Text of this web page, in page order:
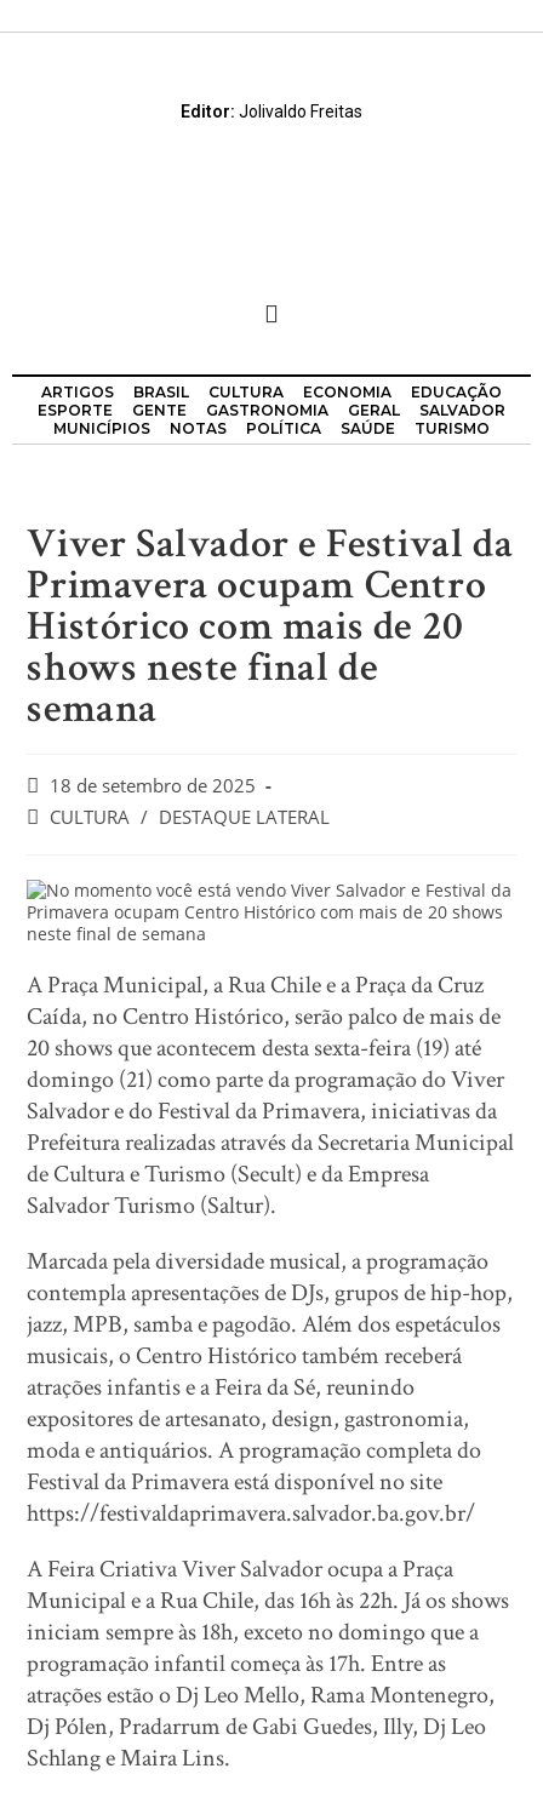
Editor: Jolivaldo Freitas
ARTIGOS BRASIL CULTURA ECONOMIA
EDUCAÇÃO
ESPORTE
GENTE GASTRONOMIA GERAL
SALVADOR
MUNICÍPIOS
NOTAS POLÍTICA SAÚDE TURISMO
Viver Salvador e Festival da
Primavera ocupam Centro
Histórico com mais de 20
shows neste final de
semana
18 de setembro de 2025
CULTURA / DESTAQUE LATERAL
A Praça Municipal, a Rua Chile e a Praça da Cruz
Caída, no Centro Histórico, serão palco de mais de
20 shows que acontecem desta sexta-feira (19) até
domingo (21) como parte da programação do Viver
Salvador e do Festival da Primavera, iniciativas da
Prefeitura realizadas através da Secretaria Municipal
de Cultura e Turismo (Secult) e da Empresa
Salvador Turismo (Saltur).
Marcada pela diversidade musical, a programação
contempla apresentações de DJs, grupos de hip-hop,
jazz, MPB, samba e pagodão. Além dos espetáculos
musicais, o Centro Histórico também receberá
atrações infantis e a Feira da Sé, reunindo
expositores de artesanato, design, gastronomia,
moda e antiquários. A programação completa do
Festival da Primavera está disponível no site
https://festivaldaprimavera.salvador.ba.gov.br/
A Feira Criativa Viver Salvador ocupa a Praça
Municipal e a Rua Chile, das 16h às 22h. Já os shows
iniciam sempre às 18h, exceto no domingo que a
programação infantil começa às 17h. Entre as
atrações estão o Dj Leo Mello, Rama Montenegro,
Dj Pólen, Pradarrum de Gabi Guedes, Illy, Dj Leo
Schlang e Maira Lins.